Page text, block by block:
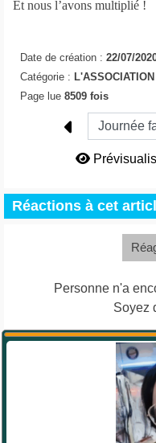
Et nous l’avons multiplié !
Date de création : 22/07/
Catégorie :
Page lue 8509 fois
Réactions à cet
Personne n'a
Soyez